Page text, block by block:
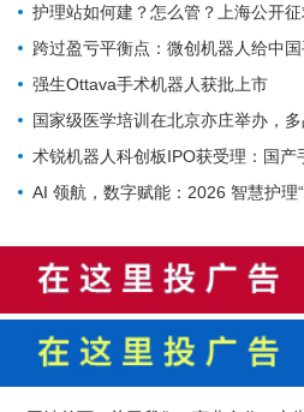
护理站如何建？怎么管？上海公开征求民意，重
跨过盈亏平衡点：微创机器人给中国手术机器
强生Ottava手术机器人获批上市
国家级医学培训在北京亦庄举办，多品牌手术机
术锐机器人科创板IPO获受理：国产手术机器人"四小
AI 领航，数字赋能：2026 智慧护理